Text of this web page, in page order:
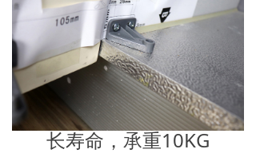
长寿命，承重10KG